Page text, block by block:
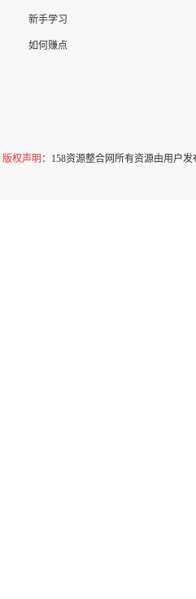
新手学习
如何赚点
版权声明 ：158资源整合网所有资源由用户